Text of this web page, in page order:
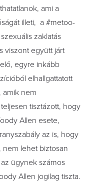
ami a
illeti, a #metoo-
zaklatás
viszont együtt járt
egyre inkább
elhallgattatott
amik nem
tisztázott, hogy
Allen esete,
az is, hogy
lehet biztosan
ügynek számos
Allen jogilag tiszta.